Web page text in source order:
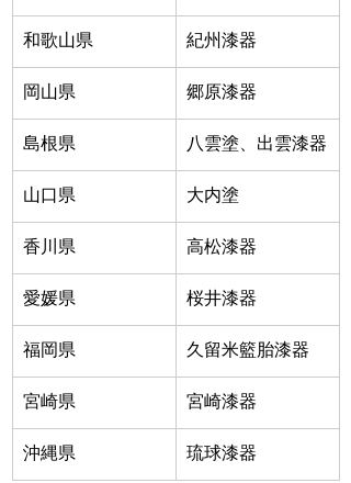
和歌山県 紀州漆器
​岡山県 郷原漆器
島根県 八雲塗、出雲漆器
山口県 大内塗
香川県 高松漆器
愛媛県 桜井漆器
福岡県 久留米籃胎漆器
宮崎県 宮崎漆器
沖縄県 琉球漆器